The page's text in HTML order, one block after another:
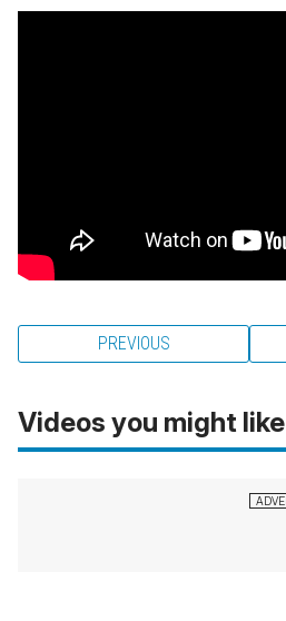
PREVIOUS
Videos you might like